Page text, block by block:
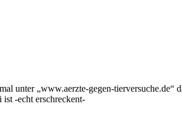
unter „www.aerzte-gegen-tierversuche.de“
-echt erschreckent-